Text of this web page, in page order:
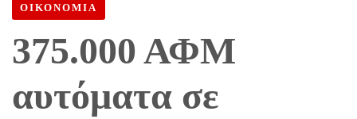
ΟΙΚΟΝΟΜΙΑ
375.000 ΑΦΜ
αυτόματα σε